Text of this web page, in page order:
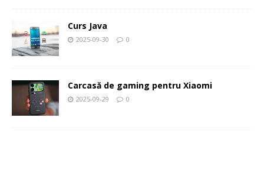
Curs Java
2025-09-30 0
Carcasă de gaming pentru Xiaomi
2025-09-29 0